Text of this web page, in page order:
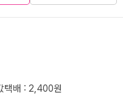
택배 : 2,400원